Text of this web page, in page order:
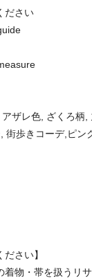
ださい
ザレ色, ざくろ柄,
街歩きコーデ,ピン
ださい】
着物・帯を扱うリ